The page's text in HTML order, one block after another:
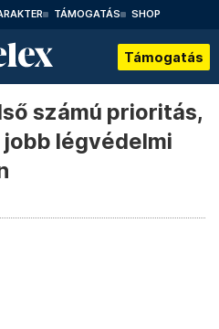
TÁMOGATÁS SHOP
Támogatás
számú prioritás,
légvédelmi